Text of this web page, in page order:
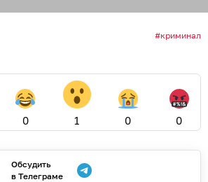
криминал
0 1 0 0
Обсудить
в Телеграме